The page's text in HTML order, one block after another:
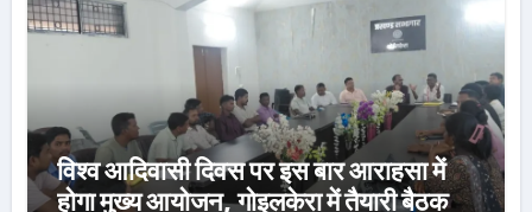
विश्व आदिवासी दिवस पर इस बार आराहसा में
होगा मुख्य आयोजन, गोइलकेरा में तैयारी बैठक